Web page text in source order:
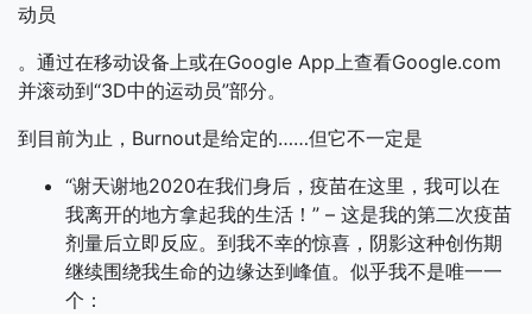
动员
。通过在移动设备上或在Google App上查看Google.com
并滚动到“3D中的运动员”部分。
到目前为止，Burnout是给定的……但它不一定是
“谢天谢地2020在我们身后，疫苗在这里，我可以在
我离开的地方拿起我的生活！” – 这是我的第二次疫苗
剂量后立即反应。到我不幸的惊喜，阴影这种创伤期
继续围绕我生命的边缘达到峰值。似乎我不是唯一一
个：